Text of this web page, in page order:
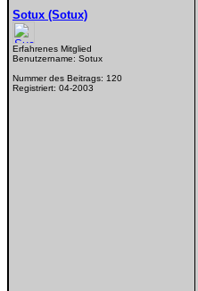
Sotux (Sotux)
Erfahrenes Mitglied
Benutzername: Sotux
Nummer des Beitrags: 120
Registriert: 04-2003